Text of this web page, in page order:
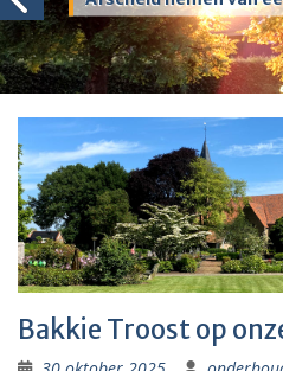
Bakkie Troost op